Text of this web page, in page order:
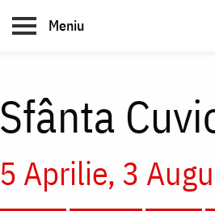
Meniu
Sfânta
5 Aprilie 3